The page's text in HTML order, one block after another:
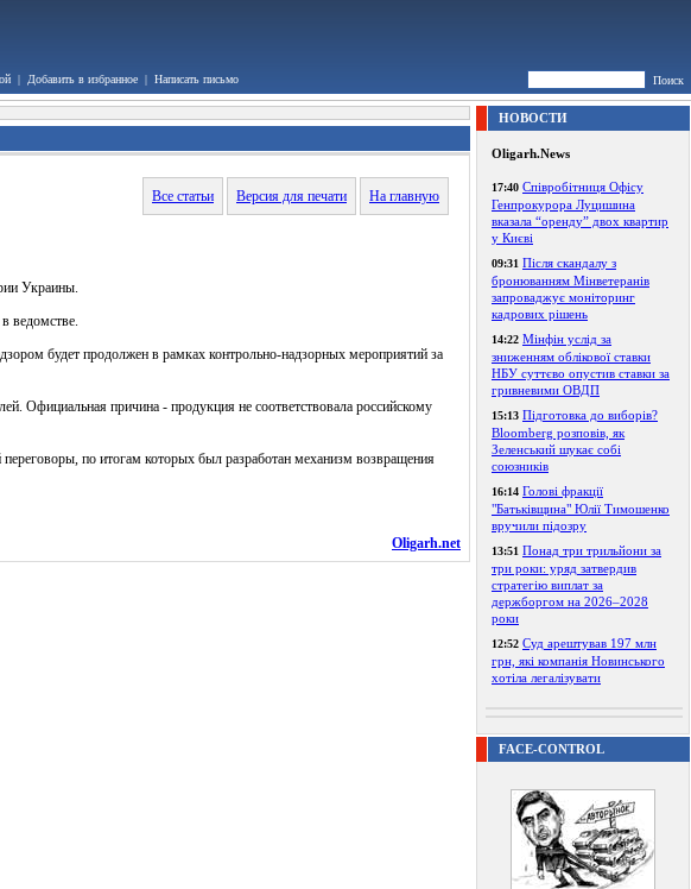
| Добавить в избранное | Написать письмо Поиск
Все статьи Версия для печати На главную
Украины.
ведомстве.
будет продолжен в рамках контрольно-надзорных мероприятий за
Официальная причина - продукция не соответствовала российскому
по итогам которых был разработан механизм возвращения
Oligarh.net
НОВОСТИ
Oligarh.News
17:40 Співробітниця Офісу
Генпрокурора Луцишина
вказала “оренду” двох квартир
у Києві
09:31 Після скандалу з
бронюванням Мінветеранів
запроваджує моніторинг
кадрових рішень
14:22 Мінфін услід за
зниженням облікової ставки
НБУ суттєво опустив ставки за
гривневими ОВДП
15:13 Підготовка до виборів?
Bloomberg розповів, як
Зеленський шукає собі
союзників
16:14 Голові фракції
"Батьківщина" Юлії Тимошенко
вручили підозру
13:51 Понад три трильйони за
три роки: уряд затвердив
стратегію виплат за
держборгом на 2026–2028
роки
12:52 Суд арештував 197 млн
грн, які компанія Новинського
хотіла легалізувати
FACE-CONTROL